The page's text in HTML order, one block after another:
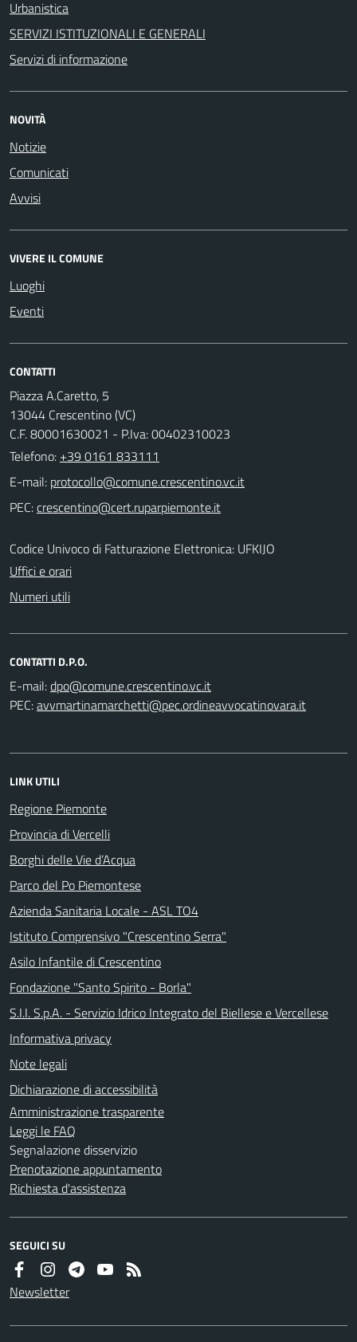
Urbanistica
SERVIZI ISTITUZIONALI E GENERALI
Servizi di informazione
NOVITÀ
Notizie
Comunicati
Avvisi
VIVERE IL COMUNE
Luoghi
Eventi
CONTATTI
Piazza A.Caretto, 5
13044 Crescentino (VC)
C.F. 80001630021 - P.Iva: 00402310023
Telefono: +39 0161 833111
E-mail:
PEC:
Codice Univoco di Fatturazione Elettronica: UFKIJO
Uffici e orari
Numeri utili
CONTATTI D.P.O.
E-mail:
PEC:
LINK UTILI
Regione Piemonte
Provincia di Vercelli
Borghi delle Vie d’Acqua
Parco del Po Piemontese
Azienda Sanitaria Locale - ASL TO4
Istituto Comprensivo "Crescentino Serra"
Asilo Infantile di Crescentino
Fondazione "Santo Spirito - Borla"
S.I.I. S.p.A. - Servizio Idrico Integrato del Biellese e Vercellese
Informativa privacy
Note legali
Dichiarazione di accessibilità
Amministrazione trasparente
Leggi le FAQ
Segnalazione disservizio
Prenotazione appuntamento
Richiesta d'assistenza
SEGUICI SU
Newsletter